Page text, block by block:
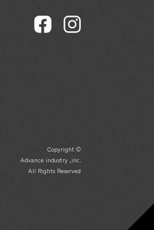
Copyright ©
Advance industry ,inc.
All Rights Reserved